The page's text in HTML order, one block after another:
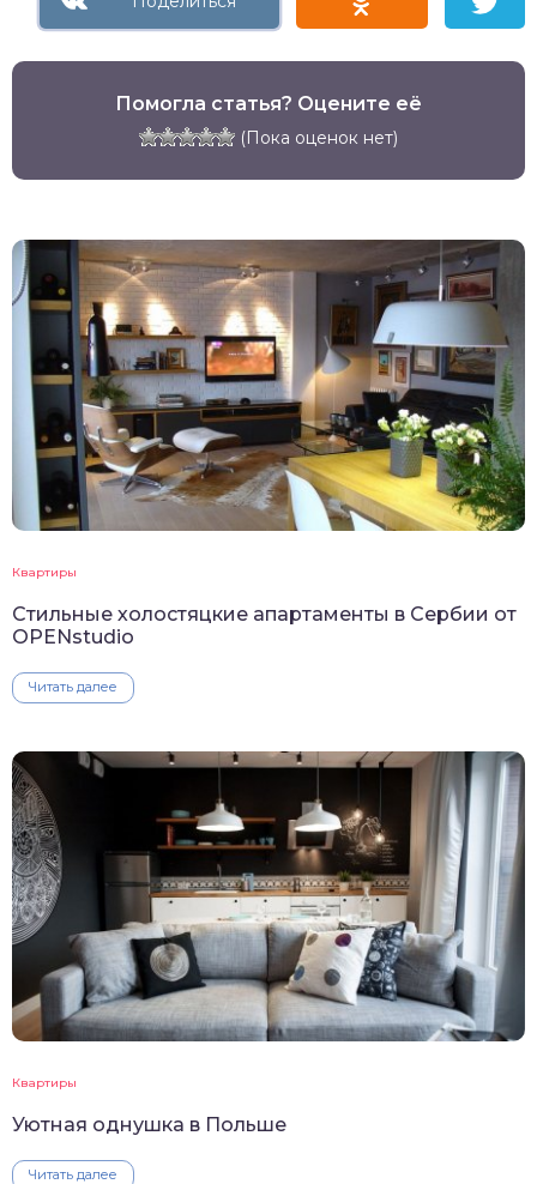
Помогла статья? Оцените её
(Пока оценок нет)
Квартиры
Стильные холостяцкие апартаменты в Сербии от
OPENstudio
Читать далее
Квартиры
Уютная однушка в Польше
Читать далее